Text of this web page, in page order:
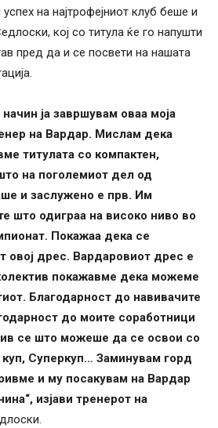
успех на најтрофејниот клуб беше и
кој со титула ќе го напушти
пред да и се посвети на нашата
ја завршувам оваа моја
на Вардар. Мислам дека
титулата со компактен,
на поголемиот дел од
и заслужено е прв. Им
што одиграа на високо ниво во
Покажаа дека се
овој дрес. Вардаровиот дрес е
покажавме дека можеме
Благодарност до навивачите
до моите соработници
се што можеше да се освои со
Суперкуп… Заминувам горд
и му посакувам на Вардар
изјави тренерот на